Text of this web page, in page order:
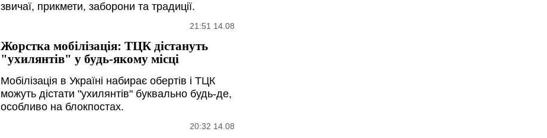
звичаї, прикмети, заборони та традиції.
21:51 14.08
Жорстка мобілізація: ТЦК дістануть
"ухилянтів" у будь-якому місці
Мобілізація в Україні набирає обертів і ТЦК
можуть дістати "ухилянтів" буквально будь-де,
особливо на блокпостах.
20:32 14.08